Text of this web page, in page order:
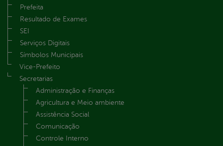
Prefeita
Resultado de Exames
SEI
Serviços Digitais
Símbolos Municipais
Vice-Prefeito
Secretarias
Administração e Finanças
Agricultura e Meio ambiente
Assistência Social
Comunicação
Controle Interno